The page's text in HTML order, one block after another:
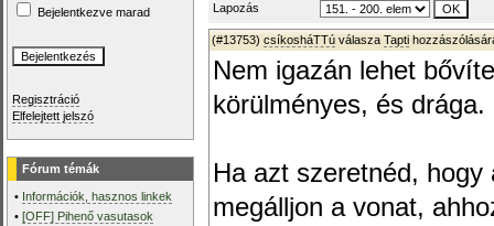
Bejelentkezve marad
Regisztráció
Elfelejtett jelszó
Fórum témák
• Információk, hasznos linkek
•[OFF] Pihenő vasutasok
Lapozás
(#13753) csíkosháTTú válasza Tapti
Nem igazán lehet
körülményes, és drága.
Ha azt szeretnéd,
megálljon a vonat,